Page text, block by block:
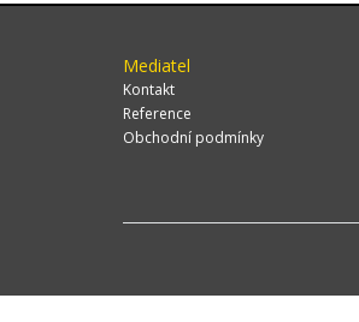
Mediatel
Kontakt
Reference
Obchodní podmínky